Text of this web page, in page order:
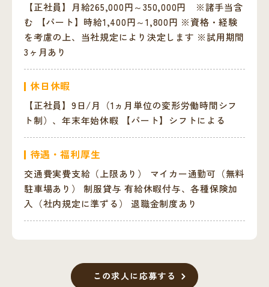
【正社員】月給265,000円～350,000円 ※諸手当含
む 【パート】時給1,400円～1,800円 ※資格・経験
を考慮の上、当社規定により決定します ※試用期間
3ヶ月あり
休日休暇
【正社員】9日/月（1ヵ月単位の変形労働時間シフ
ト制）、年末年始休暇 【パート】シフトによる
待遇・福利厚生
交通費実費支給（上限あり） マイカー通勤可（無料
駐車場あり） 制服貸与 有給休暇付与、各種保険加
入（社内規定に準ずる） 退職金制度あり
この求人に応募する